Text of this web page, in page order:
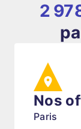
2
Nos
Paris